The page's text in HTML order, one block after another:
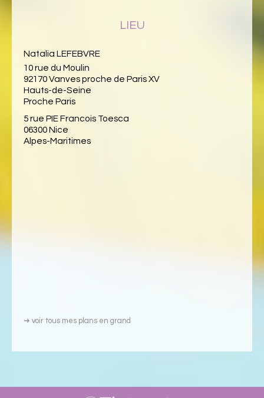
LIEU
Natalia LEFEBVRE
10 rue du Moulin
92170 Vanves proche de Paris XV
Hauts-de-Seine
Proche Paris
5 rue PIE Francois Toesca
06300 Nice
Alpes-Maritimes
➜ voir tous mes plans en grand